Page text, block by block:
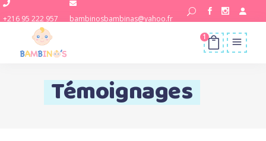
+216 95 222 957 bambinosbambinas@yahoo.fr
1
Témoignages